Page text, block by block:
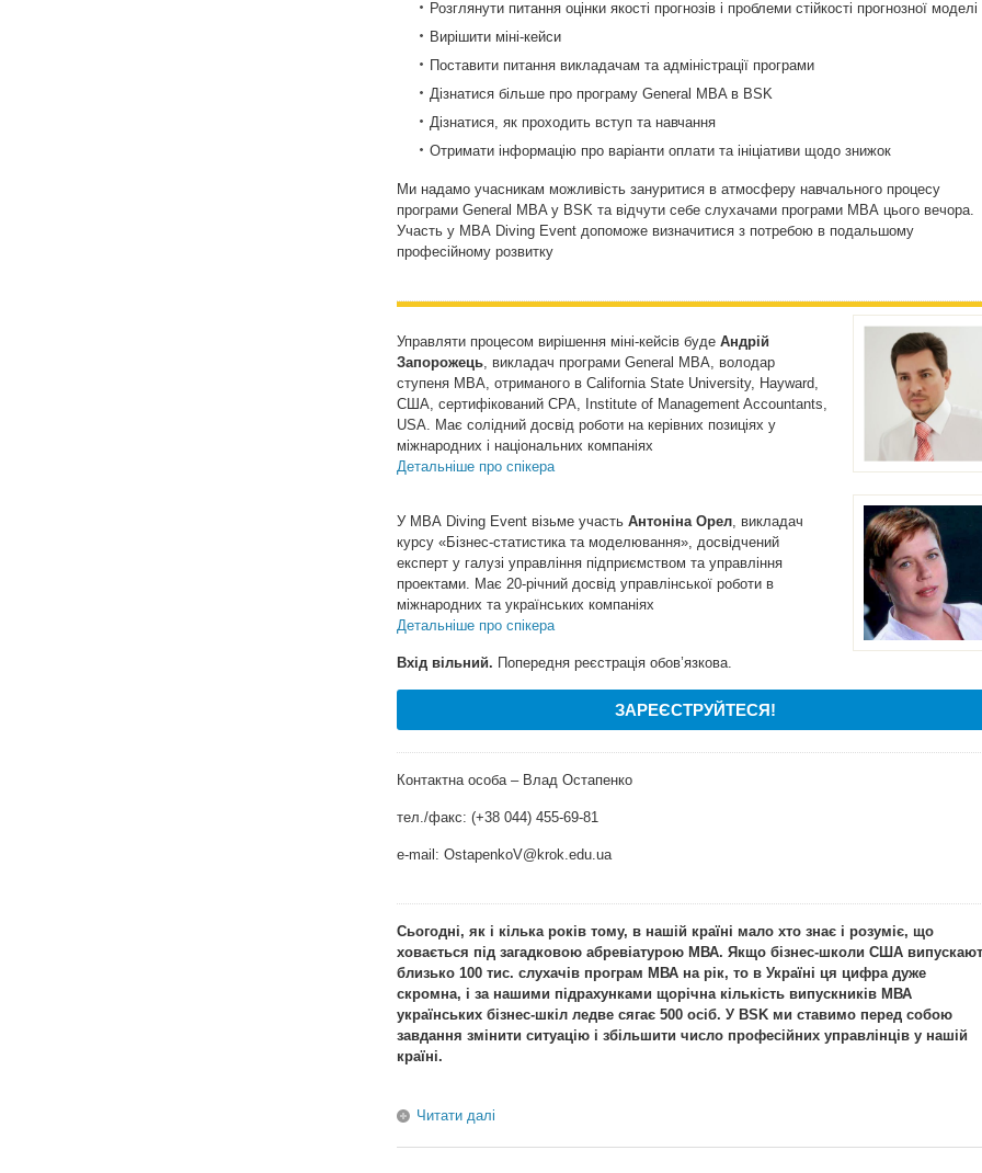
Розглянути питання оцінки якості прогнозів і проблеми стійкості прогнозної моделі
Вирішити міні-кейси
Поставити питання викладачам та адміністрації програми
Дізнатися більше про програму General MBA в BSK
Дізнатися, як проходить вступ та навчання
Отримати інформацію про варіанти оплати та ініціативи щодо знижок
Ми надамо учасникам можливість зануритися в атмосферу навчального процесу
програми General MBA у BSK та відчути себе слухачами програми МВА цього вечора.
Участь у МВА Diving Event допоможе визначитися з потребою в подальшому
професійному розвитку
Управляти процесом вирішення міні-кейсів буде Андрій
Запорожець, викладач програми General MBA, володар
ступеня МВА, отриманого в California State University, Hayward,
США, сертифікований СРА, Institute of Management Accountants,
USA. Має солідний досвід роботи на керівних позиціях у
міжнародних і національних компаніях
Детальніше про спікера
У МВА Diving Event візьме участь Антоніна Орел , викладач
курсу «Бізнес-статистика та моделювання», досвідчений
експерт у галузі управління підприємством та управління
проектами. Має 20-річний досвід управлінської роботи в
міжнародних та українських компаніях
Детальніше про спікера
Вхід вільний. Попередня реєстрація обов’язкова.
ЗАРЕЄСТРУЙТЕСЯ!
Контактна особа – Влад Остапенко
тел./факс: (+38 044) 455-69-81
e-mail: OstapenkoV@krok.edu.ua
Сьогодні, як і кілька років тому, в нашій країні мало хто знає і розуміє, що
ховається під загадковою абревіатурою МВА. Якщо бізнес-школи США
близько 100 тис. слухачів програм МВА на рік, то в Україні ця цифра дуже
скромна, і за нашими підрахунками щорічна кількість випускників МВА
українських бізнес-шкіл ледве сягає 500 осіб. У BSK ми ставимо перед собою
завдання змінити ситуацію і збільшити число професійних управлінців у нашій
країні.
Читати далі